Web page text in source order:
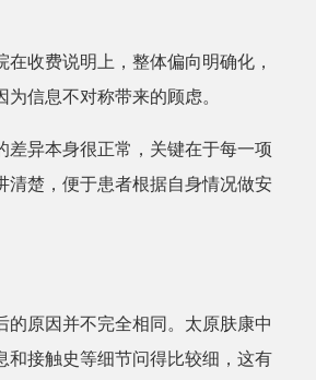
收费说明上，整体偏向明确化，
信息不对称带来的顾虑。
差异本身很正常，关键在于每一项
清楚，便于患者根据自身情况做安
原因并不完全相同。太原肤康中
和接触史等细节问得比较细，这有